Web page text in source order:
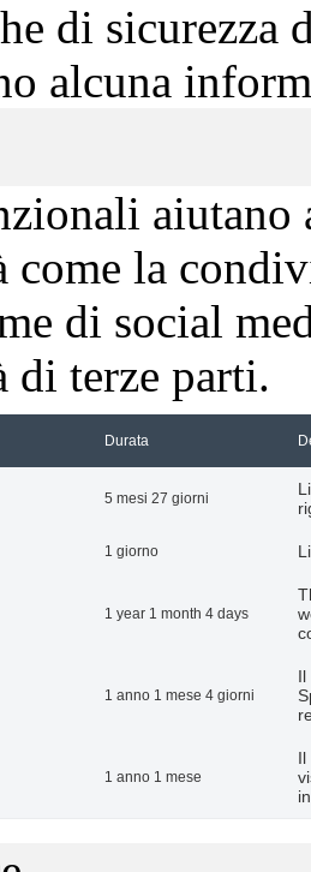
di sicurezza
alcuna
aiutano
la
di social
di terze parti.
Durata
5 mesi 27 giorni
1 giorno
1 year 1 month 4 days
1 anno 1 mese 4 giorni
Il
1 anno 1 mese
Il